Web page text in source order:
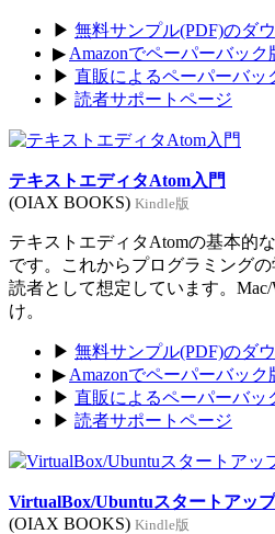
▶ 無料サンプル(PDF)のダ
▶ Amazonでペーパーバック
▶ 直販によるペーパーバッ
▶ 読者サポートページ
テキストエディタAtom入門
(OIAX BOOKS) Kindle版
テキストエディタAtomの基本的
です。これからプログラミング
読者として想定しています。Mac/
け。
▶ 無料サンプル(PDF)のダ
▶ Amazonでペーパーバック
▶ 直販によるペーパーバッ
▶ 読者サポートページ
VirtualBox/Ubuntuスタートアッ
(OIAX BOOKS) Kindle版